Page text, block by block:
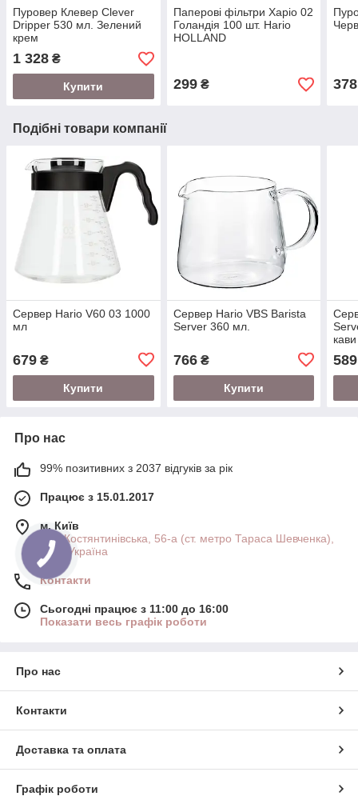
Пуровер Клевер Clever
Dripper 530 мл. Зелений
крем
1 328 ₴
Купити
Паперові фільтри Харіо 02
Голандія 100 шт. Hario
HOLLAND
299₴ 378
Подібні товари компанії
Сервер Hario V60 03 1000
мл
679 ₴
Купити
Сервер Hario VBS Barista
Server 360 мл.
766₴
Купити
кави
589
Про нас
99% позитивних з 2037 відгуків за рік
Працює з 15.01.2017
м. Київ
вул. Костянтинівська, 56-а (ст. метро Тараса Шевченка),
Київ, Україна
Контакти
Сьогодні працює з 11:00 до 16:00
Показати весь графік роботи
Про нас
Контакти
Доставка та оплата
Графік роботи